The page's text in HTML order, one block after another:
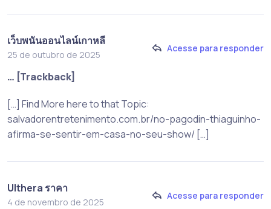
เว็บพนันออนไลน์เกาหลี
25 de outubro de 2025
Acesse para responder
… [Trackback]
[…] Find More here to that Topic:
salvadorentretenimento.com.br/no-pagodin-thiaguinho-
afirma-se-sentir-em-casa-no-seu-show/ […]
Ulthera ราคา
4 de novembro de 2025
Acesse para responder